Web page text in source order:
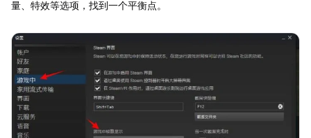
量、特效等选项，找到一个平衡点。